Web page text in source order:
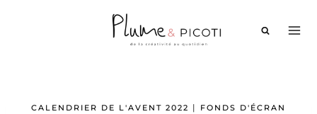
CALENDRIER DE L'AVENT 2022 | FONDS D'ÉCRAN